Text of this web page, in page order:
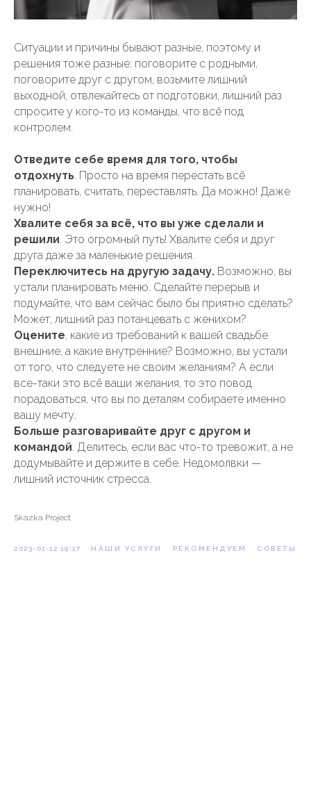
Ситуации и причины бывают разные, поэтому и
решения тоже разные: поговорите с родными,
поговорите друг с другом, возьмите лишний
выходной, отвлекайтесь от подготовки, лишний раз
спросите у кого-то из команды, что всё под
контролем.
Отведите себе время для того, чтобы
отдохнуть. Просто на время перестать всё
планировать, считать, переставлять. Да можно! Даже
нужно!
Хвалите себя за всё, что вы уже сделали и
решили. Это огромный путь! Хвалите себя и друг
друга даже за маленькие решения.
Переключитесь на другую задачу. Возможно, вы
устали планировать меню. Сделайте перерыв и
подумайте, что вам сейчас было бы приятно сделать?
Может, лишний раз потанцевать с женихом?
Оцените, какие из требований к вашей свадьбе
внешние, а какие внутренние? Возможно, вы устали
от того, что следуете не своим желаниям? А если
все-таки это всё ваши желания, то это повод
порадоваться, что вы по деталям собираете именно
вашу мечту.
Больше разговаривайте друг с другом и
командой. Делитесь, если вас что-то тревожит, а не
додумывайте и держите в себе. Недомолвки —
лишний источник стресса.
Skazka Project
2023-01-12 19:17 НАШИ УСЛУГИ РЕКОМЕНДУЕМ СОВЕТЫ